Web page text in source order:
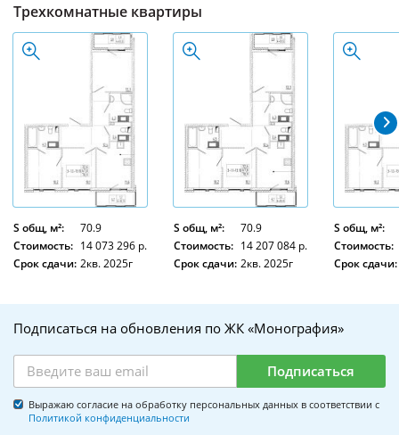
Трехкомнатные квартиры
S общ, м²:
70.9
Стоимость: 14 073 296 р.
Срок сдачи: 2кв. 2025г
S общ, м²:
70.9
Стоимость: 14 207 084 р.
Срок сдачи: 2кв. 2025г
S общ, м²:
Стоимость:
Срок сдачи:
Подписаться на обновления по ЖК «Монография»
Подписаться
Выражаю согласие на обработку персональных данных в соответствии с
Политикой конфиденциальности